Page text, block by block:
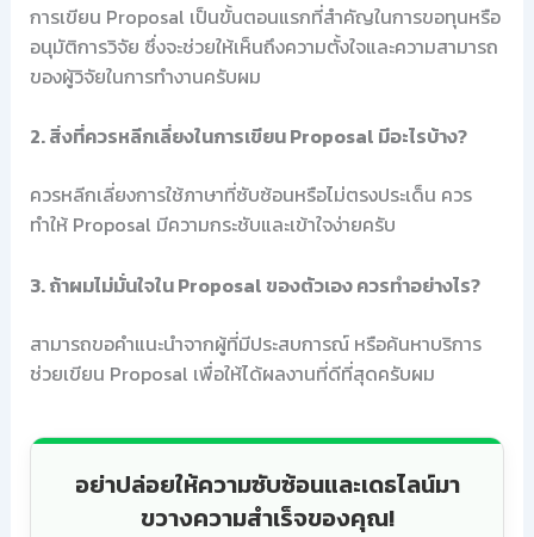
การเขียน Proposal เป็นขั้นตอนแรกที่สำคัญในการขอทุนหรือ
อนุมัติการวิจัย ซึ่งจะช่วยให้เห็นถึงความตั้งใจและความสามารถ
ของผู้วิจัยในการทำงานครับผม
2. สิ่งที่ควรหลีกเลี่ยงในการเขียน Proposal มีอะไรบ้าง?
ควรหลีกเลี่ยงการใช้ภาษาที่ซับซ้อนหรือไม่ตรงประเด็น ควร
ทำให้ Proposal มีความกระชับและเข้าใจง่ายครับ
3. ถ้าผมไม่มั่นใจใน Proposal ของตัวเอง ควรทำอย่างไร?
สามารถขอคำแนะนำจากผู้ที่มีประสบการณ์ หรือค้นหาบริการ
ช่วยเขียน Proposal เพื่อให้ได้ผลงานที่ดีที่สุดครับผม
อย่าปล่อยให้ความซับซ้อนและเดธไลน์มา
ขวางความสำเร็จของคุณ!